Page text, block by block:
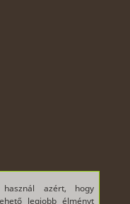
azért, hogy
legjobb élményt